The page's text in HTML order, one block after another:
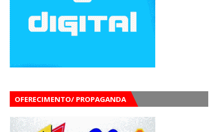
OFERECIMENTO/ PROPAGANDA